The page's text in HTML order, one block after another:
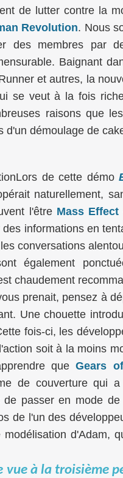
de lutter contre la
Revolution. Nous
des membres par
Baignant
et autres, la
se veut à la fois
raisons que
d'un démoulage de
Lors de cette démo
naturellement,
l'être Mass Effect
informations en
conversations
également
chaudement
prenait, pensez à
Une chouette
fois-ci, les
soit à la moins
queGears
de couverture qui
de passer en mode
de l'un des
d'Adam,
vue à la troisième